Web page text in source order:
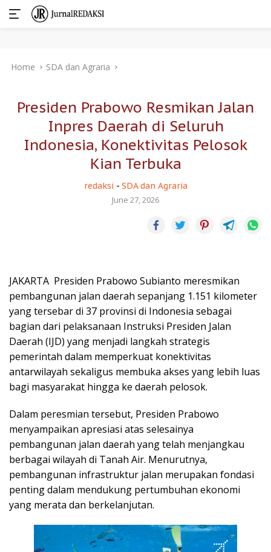
Home SDA dan Agraria
Presiden Prabowo Resmikan Jalan
Inpres Daerah di Seluruh
Indonesia, Konektivitas Pelosok
Kian Terbuka
redaksi - SDA dan Agraria
June 27, 2026
JAKARTA  Presiden Prabowo Subianto meresmikan
pembangunan jalan daerah sepanjang 1.151 kilometer
yang tersebar di 37 provinsi di Indonesia sebagai
bagian dari pelaksanaan Instruksi Presiden Jalan
Daerah (IJD) yang menjadi langkah strategis
pemerintah dalam memperkuat konektivitas
antarwilayah sekaligus membuka akses yang lebih luas
bagi masyarakat hingga ke daerah pelosok.
Dalam peresmian tersebut, Presiden Prabowo
menyampaikan apresiasi atas selesainya
pembangunan jalan daerah yang telah menjangkau
berbagai wilayah di Tanah Air. Menurutnya,
pembangunan infrastruktur jalan merupakan fondasi
penting dalam mendukung pertumbuhan ekonomi
yang merata dan berkelanjutan.